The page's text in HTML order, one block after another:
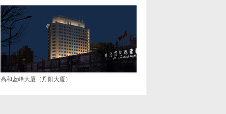
高和蓝峰大厦（丹阳大厦）